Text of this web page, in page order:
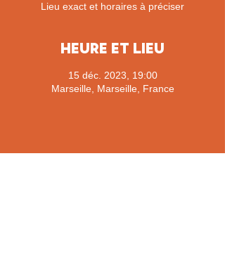
Lieu exact et horaires à préciser
Heure et lieu
15 déc. 2023, 19:00
Marseille, Marseille, France